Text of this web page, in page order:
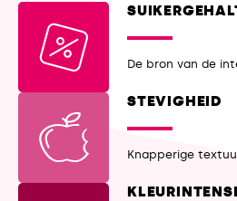
De bron van de
STEVIGHEID
Knapperige